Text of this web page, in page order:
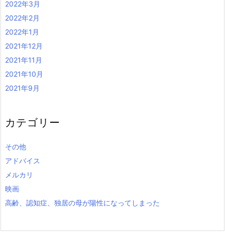
2022年3月
2022年2月
2022年1月
2021年12月
2021年11月
2021年10月
2021年9月
カテゴリー
その他
アドバイス
メルカリ
映画
高齢、認知症、独居の母が陽性になってしまった